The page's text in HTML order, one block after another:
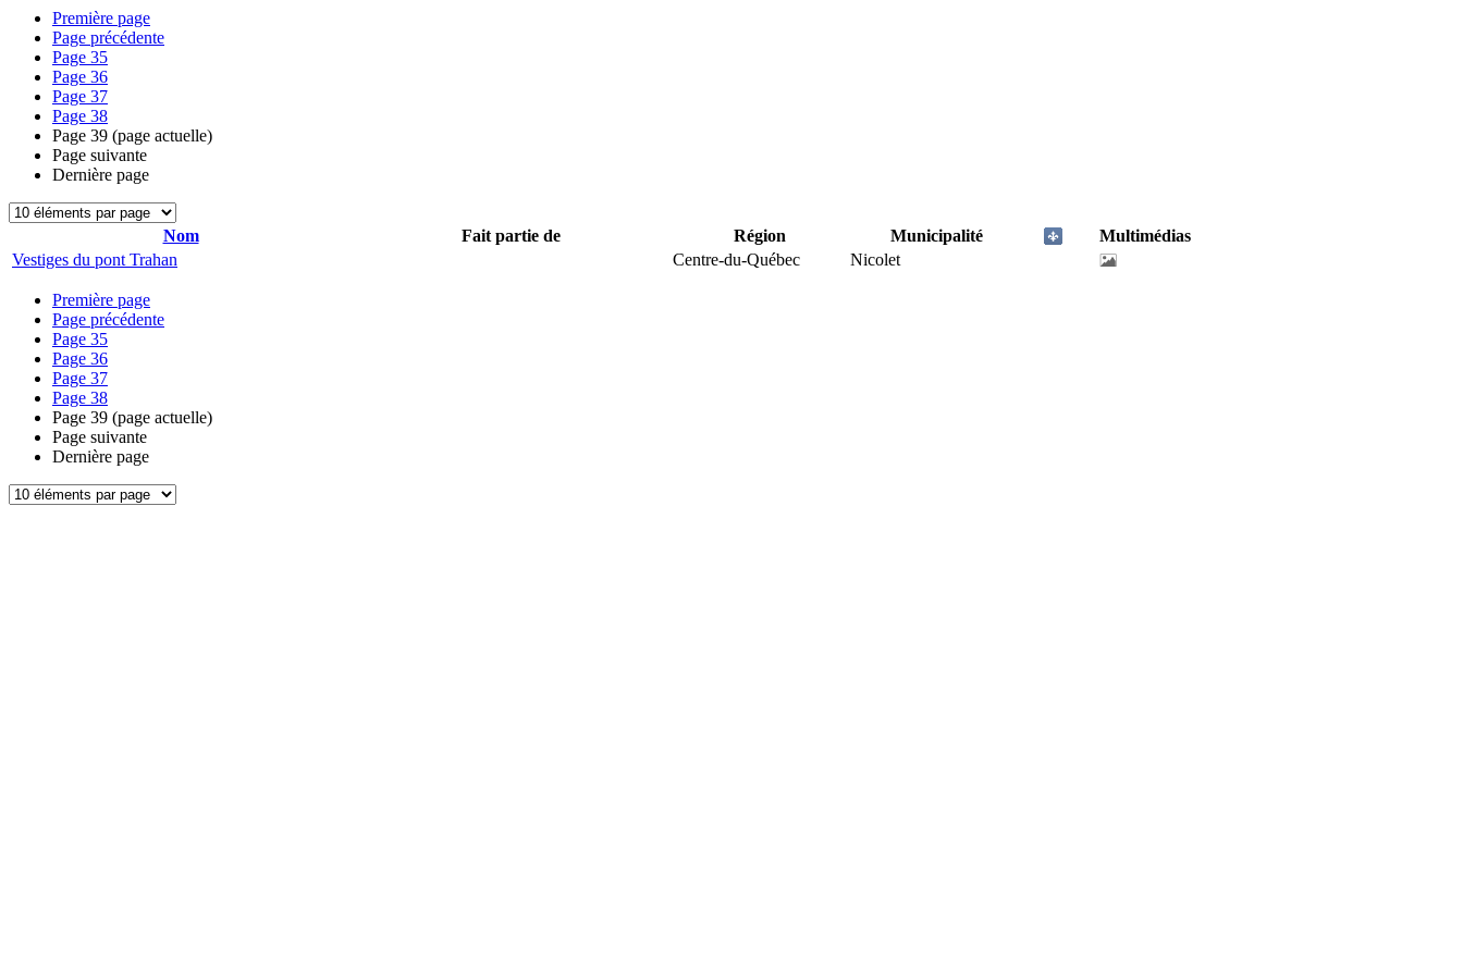
Première page
Page précédente
Page 35
Page 36
Page 37
Page 38
Page 39 (page actuelle)
Page suivante
Dernière page
Nom Fait partie de Région Municipalité
Multimédias
Vestiges du pont Trahan
Centre-du-Québec Nicolet
Première page
Page précédente
Page 35
Page 36
Page 37
Page 38
Page 39 (page actuelle)
Page suivante
Dernière page